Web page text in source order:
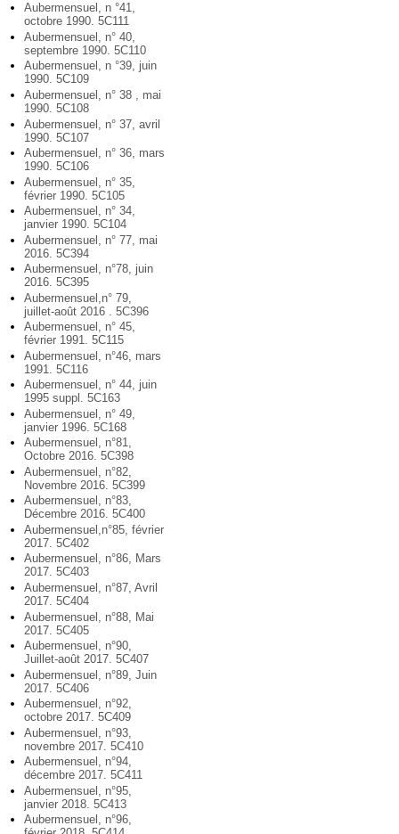
Aubermensuel, n °41,
octobre 1990. 5C111
Aubermensuel, n° 40,
septembre 1990. 5C110
Aubermensuel, n °39, juin
1990. 5C109
Aubermensuel, n° 38 , mai
1990. 5C108
Aubermensuel, n° 37, avril
1990. 5C107
Aubermensuel, n° 36, mars
1990. 5C106
Aubermensuel, n° 35,
février 1990. 5C105
Aubermensuel, n° 34,
janvier 1990. 5C104
Aubermensuel, n° 77, mai
2016. 5C394
Aubermensuel, n°78, juin
2016. 5C395
Aubermensuel,n° 79,
juillet-août 2016 . 5C396
Aubermensuel, n° 45,
février 1991. 5C115
Aubermensuel, n°46, mars
1991. 5C116
Aubermensuel, n° 44, juin
1995 suppl. 5C163
Aubermensuel, n° 49,
janvier 1996. 5C168
Aubermensuel, n°81,
Octobre 2016. 5C398
Aubermensuel, n°82,
Novembre 2016. 5C399
Aubermensuel, n°83,
Décembre 2016. 5C400
Aubermensuel,n°85, février
2017. 5C402
Aubermensuel, n°86, Mars
2017. 5C403
Aubermensuel, n°87, Avril
2017. 5C404
Aubermensuel, n°88, Mai
2017. 5C405
Aubermensuel, n°90,
Juillet-août 2017. 5C407
Aubermensuel, n°89, Juin
2017. 5C406
Aubermensuel, n°92,
octobre 2017. 5C409
Aubermensuel, n°93,
novembre 2017. 5C410
Aubermensuel, n°94,
décembre 2017. 5C411
Aubermensuel, n°95,
janvier 2018. 5C413
Aubermensuel, n°96,